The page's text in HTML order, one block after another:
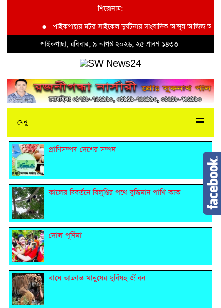
শিরোনাম:
পাইকগাছায় মটর সাইকেল দুর্ঘটনায় সাংবাদিক আব্দুল আজিজ আহত
পাইকগাছা, রবিবার, ৯ আগস্ট ২০২৬, ২৫ শ্রাবণ ১৪৩৩
মেনু
প্রাণিসম্পদ দেশের সম্পদ
কালের বিবর্তনে বিলুপ্তির পথে বুদ্ধিমান পাখি কাক
দোল পূর্ণিমা
বাঘে আক্রান্ত মানুষের দুর্বিষহ জীবন